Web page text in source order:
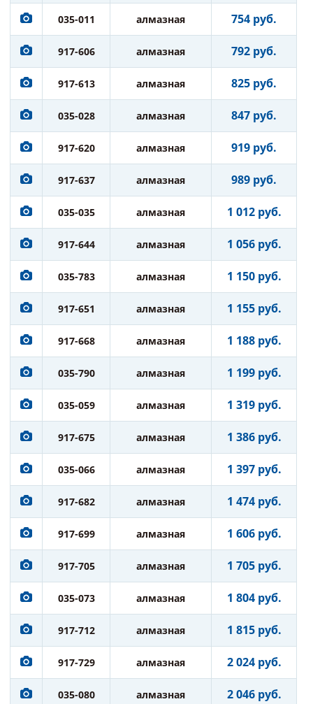
035-011 алмазная 754 руб.
917-606 алмазная 792 руб.
917-613 алмазная 825 руб.
035-028 алмазная 847 руб.
917-620 алмазная 919 руб.
917-637 алмазная 989 руб.
035-035 алмазная 1 012 руб.
917-644 алмазная 1 056 руб.
035-783 алмазная 1 150 руб.
917-651 алмазная 1 155 руб.
917-668 алмазная 1 188 руб.
035-790 алмазная 1 199 руб.
035-059 алмазная 1 319 руб.
917-675 алмазная 1 386 руб.
035-066 алмазная 1 397 руб.
917-682 алмазная 1 474 руб.
917-699 алмазная 1 606 руб.
917-705 алмазная 1 705 руб.
035-073 алмазная 1 804 руб.
917-712 алмазная 1 815 руб.
917-729 алмазная 2 024 руб.
035-080 алмазная 2 046 руб.